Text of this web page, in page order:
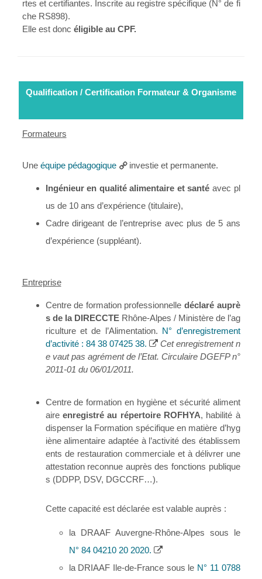
rtes et certifiantes. Inscrite au registre spécifique (N° de fi
che RS898).
Elle est donc éligible au CPF.
Qualification / Certification Formateur & Organisme
Formateurs
Une équipe pédagogique investie et permanente.
Ingénieur en qualité alimentaire et santé avec pl
us de 10 ans d’expérience (titulaire),
Cadre dirigeant de l’entreprise avec plus de 5 ans
d’expérience (suppléant).
Entreprise
Centre de formation professionnelle déclaré auprè
s de la DIRECCTERhône-Alpes / Ministère de l’ag
riculture et de l’Alimentation. N° d’enregistrement
d’activité : 84 38 07425 38.
Cet enregistrement n
e vaut pas agrément de l’Etat. Circulaire DGEFP n°
2011-01 du 06/01/2011.
Centre de formation en hygiène et sécurité aliment
aire enregistré au répertoire ROFHYA, habilité à
dispenser la Formation spécifique en matière d’hyg
iène alimentaire adaptée à l’activité des établissem
ents de restauration commerciale et à délivrer une
attestation reconnue auprès des fonctions publique
s (DDPP, DSV, DGCCRF…).
Cette capacité est déclarée est valable auprès :
la DRAAF Auvergne-Rhône-Alpes sous le
N° 84 04210 20 2020.
la DRIAAF Ile-de-France sous le N° 11 0788